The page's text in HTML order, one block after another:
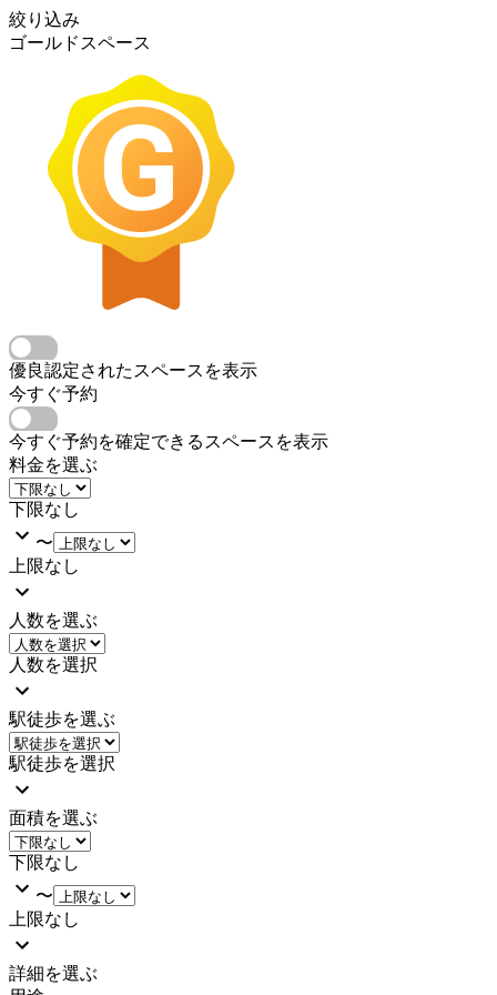
絞り込み
ゴールドスペース
優良認定されたスペースを表示
今すぐ予約
今すぐ予約を確定できるスペースを表示
料金を選ぶ
下限なし
〜
上限なし
人数を選ぶ
人数を選択
駅徒歩を選ぶ
駅徒歩を選択
面積を選ぶ
下限なし
〜
上限なし
詳細を選ぶ